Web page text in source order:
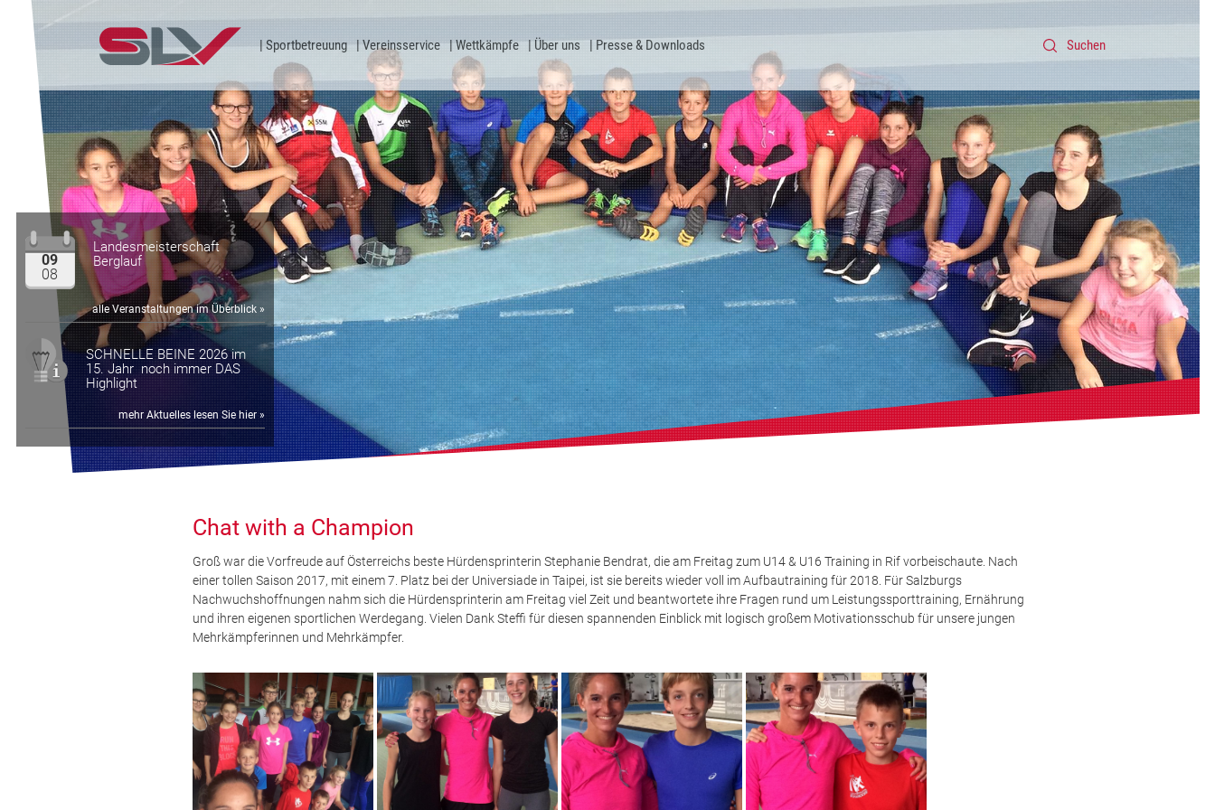
Zum Inhalt
Sportbetreuung Vereinsservice Wettkämpfe Über uns Presse & Downloads
09
08
Landesmeisterschaft
Berglauf
alle Veranstaltungen im Überblick »
SCHNELLE BEINE 2026 im
15. Jahr noch immer DAS
Highlight
mehr Aktuelles lesen Sie hier »
Chat with a Champion
Groß war die Vorfreude auf Österreichs beste Hürdensprinterin Stephanie Bendrat, die am Freitag zum U14 & U16 Training in Rif vorbeischaute. Nach
einer tollen Saison 2017, mit einem 7. Platz bei der Universiade in Taipei, ist sie bereits wieder voll im Aufbautraining für 2018. Für Salzburgs
Nachwuchshoffnungen nahm sich die Hürdensprinterin am Freitag viel Zeit und beantwortete ihre Fragen rund um Leistungssporttraining, Ernährung
und ihren eigenen sportlichen Werdegang. Vielen Dank Steffi für diesen spannenden Einblick mit logisch großem Motivationsschub für unsere jungen
Mehrkämpferinnen und Mehrkämpfer.